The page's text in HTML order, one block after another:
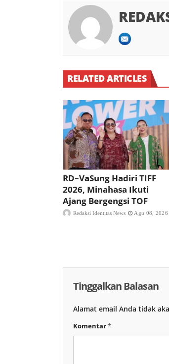
RELATED ARTICLES
RD–VaSung Hadiri TIFF
2026, Minahasa Ikuti
Ajang Bergengsi TOF
Redaksi Identitas News Agu 08, 2026
Tinggalkan Balasan
Alamat email Anda tidak
Komentar*